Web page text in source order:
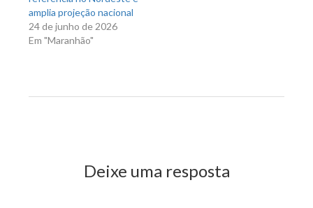
amplia projeção nacional
24 de junho de 2026
Em "Maranhão"
Deixe uma resposta